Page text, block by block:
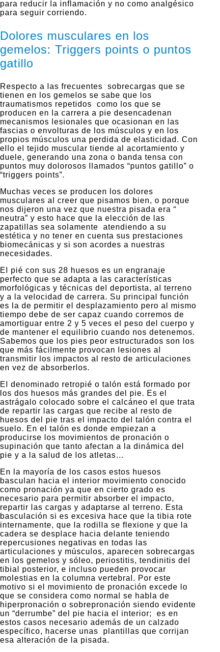
para reducir la inflamación y no como analgésico
para seguir corriendo.
Dolores musculares en los
gemelos: Triggers points o puntos
gatillo
Respecto a las frecuentes sobrecargas que se
tienen en los gemelos se sabe que los
traumatismos repetidos como los que se
producen en la carrera a pie desencadenan
mecanismos lesionales que ocasionan en las
fascias o envolturas de los músculos y en los
propios músculos una perdida de elasticidad. Con
ello el tejido muscular tiende al acortamiento y
duele, generando una zona o banda tensa con
puntos muy dolorosos llamados “puntos gatillo” o
“triggers points”.
Muchas veces se producen los dolores
musculares al creer que pisamos bien, o porque
nos dijeron una vez que nuestra pisada era “
neutra” y esto hace que la elección de las
zapatillas sea solamente atendiendo a su
estética y no tener en cuenta sus prestaciones
biomecánicas y si son acordes a nuestras
necesidades.
El pié con sus 28 huesos es un engranaje
perfecto que se adapta a las características
morfológicas y técnicas del deportista, al terreno
y a la velocidad de carrera. Su principal función
es la de permitir el desplazamiento pero al mismo
tiempo debe de ser capaz cuando corremos de
amortiguar entre 2 y 5 veces el peso del cuerpo y
de mantener el equilibrio cuando nos detenemos.
Sabemos que los pies peor estructurados son los
que más fácilmente provocan lesiones al
transmitir los impactos al resto de articulaciones
en vez de absorberlos.
El denominado retropié o talón está formado por
los dos huesos más grandes del pie. Es el
astrágalo colocado sobre el calcáneo el que trata
de repartir las cargas que recibe al resto de
huesos del pie tras el impacto del talón contra el
suelo. En el talón es donde empiezan a
producirse los movimientos de pronación o
supinación que tanto afectan a la dinámica del
pie y a la salud de los atletas…
En la mayoría de los casos estos huesos
basculan hacia el interior movimiento conocido
como pronación ya que en cierto grado es
necesario para permitir absorber el impacto,
repartir las cargas y adaptarse al terreno. Esta
basculación si es excesiva hace que la tibia rote
internamente, que la rodilla se flexione y que la
cadera se desplace hacia delante teniendo
repercusiones negativas en todas las
articulaciones y músculos, aparecen sobrecargas
en los gemelos y sóleo, periostitis, tendinitis del
tibial posterior, e incluso pueden provocar
molestias en la columna vertebral. Por este
motivo si el movimiento de pronación excede lo
que se considera como normal se habla de
hiperpronación o sobrepronación siendo evidente
un “derrumbe” del pie hacia el interior; es en
estos casos necesario además de un calzado
específico, hacerse unas plantillas que corrijan
esa alteración de la pisada.